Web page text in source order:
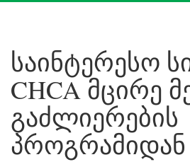
საინტერესო
CHCA მცირე
გაძლიერების
პროგრამიდან